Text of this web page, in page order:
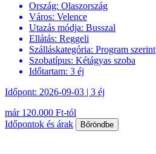
Ország: Olaszország
Város: Velence
Utazás módja: Busszal
Ellátás: Reggeli
Szálláskategória: Program szerint
Szobatípus: Kétágyas szoba
Időtartam: 3 éj
Időpont: 2026-09-03 | 3 éj
már 120.000 Ft-tól
Időpontok és árak
Bőröndbe